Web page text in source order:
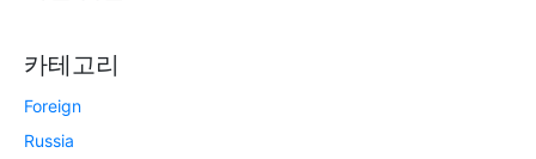
카테고리
Foreign
Russia